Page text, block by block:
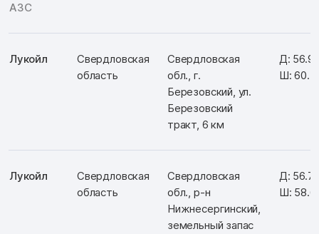
АЗС
Лукойл
Свердловская
область
Свердловская
обл., г.
Березовский, ул.
Березовский
тракт, 6 км
Д:
Ш:
Лукойл
Свердловская
область
Свердловская
обл., р-н
Нижнесергинский,
земельный запас
Д:
Ш: